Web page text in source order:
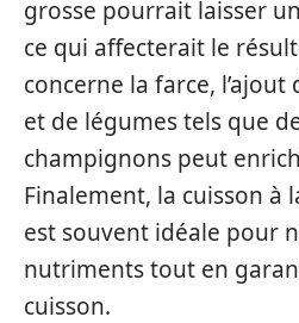
grosse pourrait laisser
ce qui affecterait le
concerne la farce, l’ajout
et de légumes tels que
champignons peut
Finalement, la cuisson à
est souvent idéale pour
nutriments tout en
cuisson.